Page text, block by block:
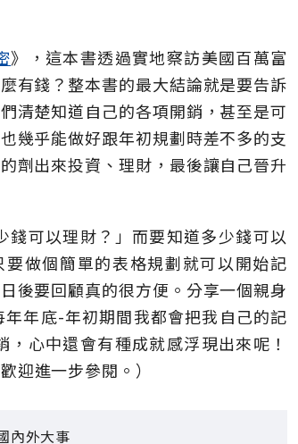
》，這本書透過實地察訪美國百萬富
有錢？整本書的最大結論就是要告訴
清楚知道自己的各項開銷，甚至是可
幾乎能做好跟年初規劃時差不多的支
劑出來投資、理財，最後讓自己晉升
錢可以理財？」而要知道多少錢可以
做個簡單的表格規劃就可以開始記
後要回顧真的很方便。分享一個親身
年底-年初期間我都會把我自己的記
心中還會有種成就感浮現出來呢！
迎進一步參閱。）
內外大事